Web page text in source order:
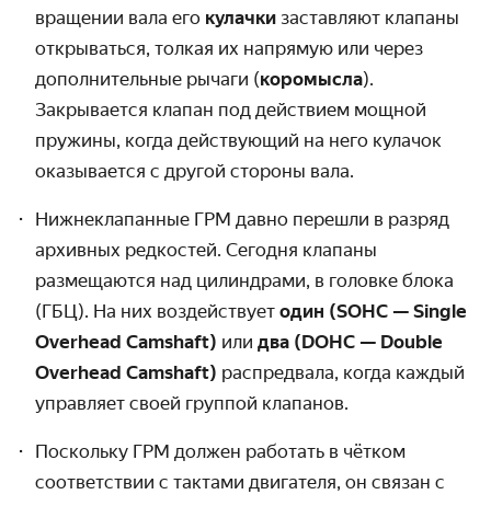
вращении вала его кулачки заставляют клапаны
открываться, толкая их напрямую или через
дополнительные рычаги (коромысла).
Закрывается клапан под действием мощной
пружины, когда действующий на него кулачок
оказывается с другой стороны вала.
Нижнеклапанные ГРМ давно перешли в разряд
архивных редкостей. Сегодня клапаны
размещаются над цилиндрами, в головке блока
(ГБЦ). На них воздействует один (SOHC — Single
Overhead Camshaft) или два (DOHC — Double
Overhead Camshaft) распредвала, когда каждый
управляет своей группой клапанов.
Поскольку ГРМ должен работать в чётком
соответствии с тактами двигателя, он связан с